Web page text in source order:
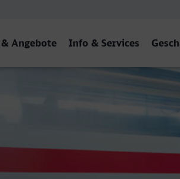
Angebote Info & Services
- Heidelberg Hbf